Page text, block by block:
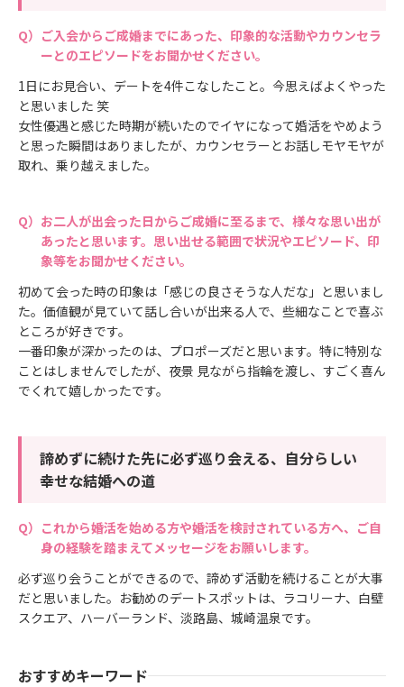
ご入会からご成婚までにあった、印象的な活動やカウンセラ
ーとのエピソードをお聞かせください。
1日にお見合い、デートを4件こなしたこと。今思えばよくやった
と思いました 笑
女性優遇と感じた時期が続いたのでイヤになって婚活をやめよう
と思った瞬間はありましたが、カウンセラーとお話しモヤモヤが
取れ、乗り越えました。
お二人が出会った日からご成婚に至るまで、様々な思い出が
あったと思います。思い出せる範囲で状況やエピソード、印
象等をお聞かせください。
初めて会った時の印象は「感じの良さそうな人だな」と思いまし
た。価値観が見ていて話し合いが出来る人で、些細なことで喜ぶ
ところが好きです。
一番印象が深かったのは、プロポーズだと思います。特に特別な
ことはしませんでしたが、夜景 見ながら指輪を渡し、すごく喜ん
でくれて嬉しかったです。
諦めずに続けた先に必ず巡り会える、自分らしい
幸せな結婚への道
これから婚活を始める方や婚活を検討されている方へ、ご自
身の経験を踏まえてメッセージをお願いします。
必ず巡り会うことができるので、諦めず活動を続けることが大事
だと思いました。お勧めのデートスポットは、ラコリーナ、白壁
スクエア、ハーバーランド、淡路島、城崎温泉です。
おすすめキーワード